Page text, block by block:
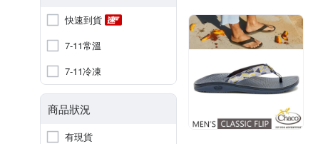
快速到貨
7-11常溫
7-11冷凍
商品狀況
有現貨